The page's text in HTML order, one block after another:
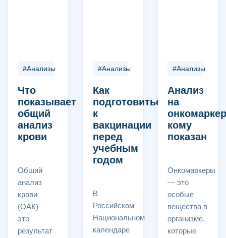
#Анализы
Что
показывает
общий
анализ
крови
Общий
анализ
крови
(ОАК) —
это
результат
#Анализы
Как
подготовиться
к
вакцинации
перед
учебным
годом
В
Российском
Национальном
календаре
#Анализы
Анализ
на
кому
показан
Онкомаркеры
— это
особые
вещества в
организме,
которые